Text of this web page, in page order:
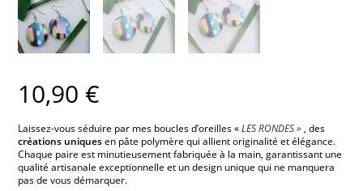
10,90 €
Laissez-vous séduire par mes boucles d’oreilles «LES RONDES » , des
créations uniquesen pâte polymère qui allient originalité et élégance.
Chaque paire est minutieusement fabriquée à la main, garantissant une
qualité artisanale exceptionnelle et un design unique qui ne manquera
pas de vous démarquer.